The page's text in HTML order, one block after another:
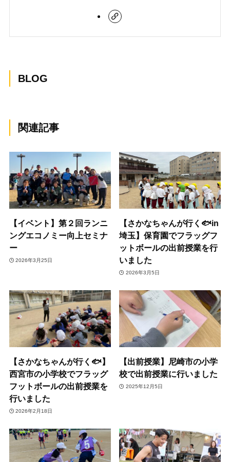
BLOG
関連記事
【イベント】第２回ランニ
ングエコノミー向上セミナ
ー
2026年3月25日
【さかなちゃんが行く🐟in
埼玉】保育園でフラッグフ
ットボールの出前授業を行
いました
2026年3月5日
【さかなちゃんが行く🐟】
西宮市の小学校でフラッグ
フットボールの出前授業を
行いました
2026年2月18日
【出前授業】尼崎市の小学
校で出前授業に行いました
2025年12月5日